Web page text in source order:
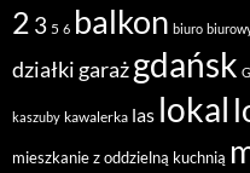
2 3 5 6 balkon biuro
działki garażgdańsk
kaszuby kawalerka las lokal
mieszkanie z oddzielną kuchnią